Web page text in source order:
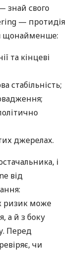
знай свого
— протидія
щонайменше:
та кінцеві
стабільність;
джерелах.
і
від
ризик може
а й з боку
Перед
чи